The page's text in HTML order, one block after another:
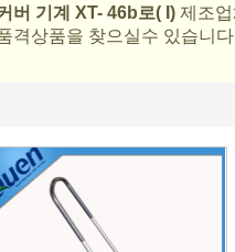
버 기계 XT- 46b로( I) 제조
격상품을 찾으실수 있습니